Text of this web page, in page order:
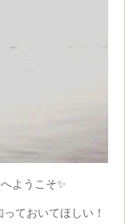
ようこそ✨
っておいてほしい！